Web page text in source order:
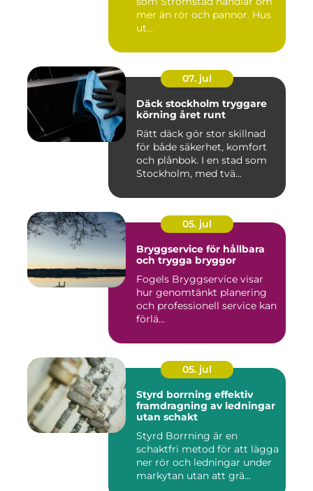
mer än rör och pannor. Hus
ut...
07. jul
Däck stockholm tryggare
körning året runt
Rätt däck gör stor skillnad
för både säkerhet, komfort
och plånbok. I en stad som
Stockholm, med tvä...
05. jul
Bryggservice för hållbara
och trygga bryggor
Fogels Bryggservice visar
hur genomtänkt planering
och professionell service kan
förlä...
05. jul
Styrd borrning effektiv
framdragning av ledningar
utan schakt
Styrd Borrning är en
schaktfri metod för att lägga
ner rör och ledningar under
markytan utan att grä...